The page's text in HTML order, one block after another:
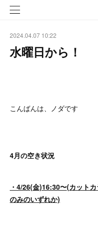
2024.04.07 10:22
水曜日から！
こんばんは、ノダです
4月の空き状況
・4/26(金)16:30〜(カット
のみのいずれか)